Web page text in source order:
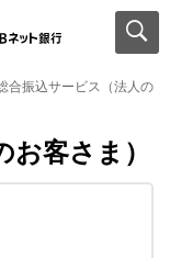
合振込サービス（法人の
客さま）